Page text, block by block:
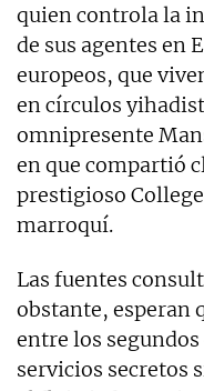
quien controla la
de sus agentes en
europeos, que
en círculos
omnipresente
en que compartió
prestigioso
marroquí.
Las fuentes
obstante, esperan
entre los
servicios secretos